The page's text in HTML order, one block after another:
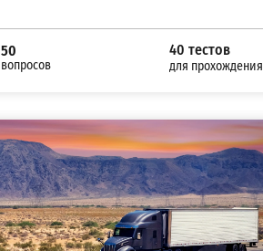
50
вопросов
40 тестов
для прохождения